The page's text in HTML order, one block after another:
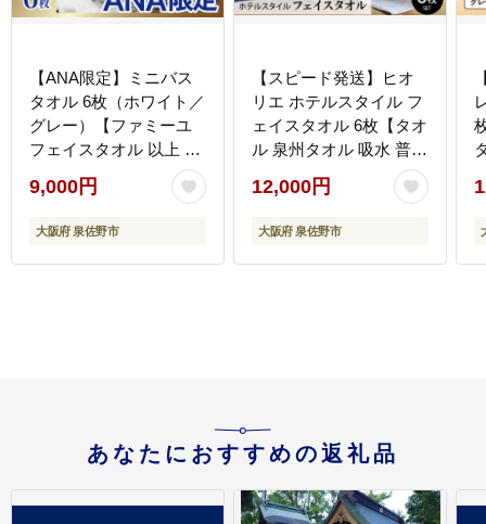
【ANA限定】ミニバス
タオル 6枚（ホワイト／
グレー）【ファミーユ
フェイスタオル 以上 バ
スタオル 未満 泉州タオ
ル 吸水 普段使い シンプ
ル 日用品 たおる】
9,000円
大阪府 泉佐野市
【スピード発送】ヒオ
リエ ホテルスタイル フ
ェイスタオル 6枚【タオ
ル 泉州タオル 吸水 普段
使い 無地 シンプル 日用
品 ふわふわ ふかふか 厚
手 パイル ブルー グレー
らし TVで紹介！】
12,000円
大阪府 泉佐野市
あなたにおすすめの返礼品